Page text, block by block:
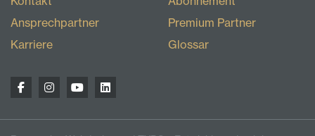
Ansprechpartner
Karriere
Premium Partner
Glossar